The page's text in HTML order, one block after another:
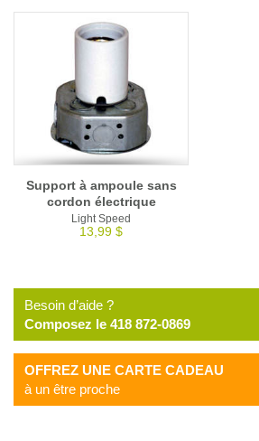
Support à ampoule sans
cordon électrique
Light Speed
13,99 $
Besoin d’aide ?
Composez le 418 872-0869
OFFREZ UNE CARTE CADEAU
à un être proche